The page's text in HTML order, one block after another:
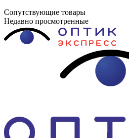
Сопутствующие товары
Недавно просмотренные